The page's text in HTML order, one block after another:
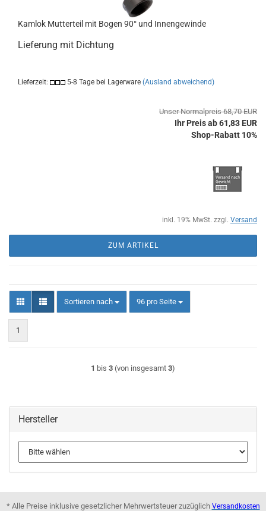
Kamlok Mutterteil mit Bogen 90° und Innengewinde
Lieferung mit Dichtung
Lieferzeit: 5-8 Tage bei Lagerware (Ausland abweichend)
Unser Normalpreis 68,70 EUR
Ihr Preis ab 61,83 EUR
Shop-Rabatt 10%
inkl. 19% MwSt. zzgl. Versand
ZUM ARTIKEL
Sortieren nach
Sortieren nach 96 pro Seite
pro Seite
1
1 bis 3 (von insgesamt 3)
Hersteller
* Alle Preise inklusive gesetzlicher Mehrwertsteuer zuzüglich Versandkosten